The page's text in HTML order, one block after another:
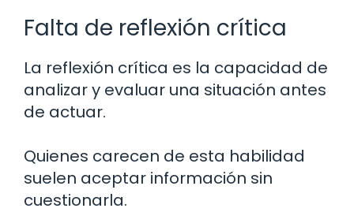
Falta de reflexión crítica
La reflexión crítica es la capacidad de
analizar y evaluar una situación antes
de actuar.
Quienes carecen de esta habilidad
suelen aceptar información sin
cuestionarla.